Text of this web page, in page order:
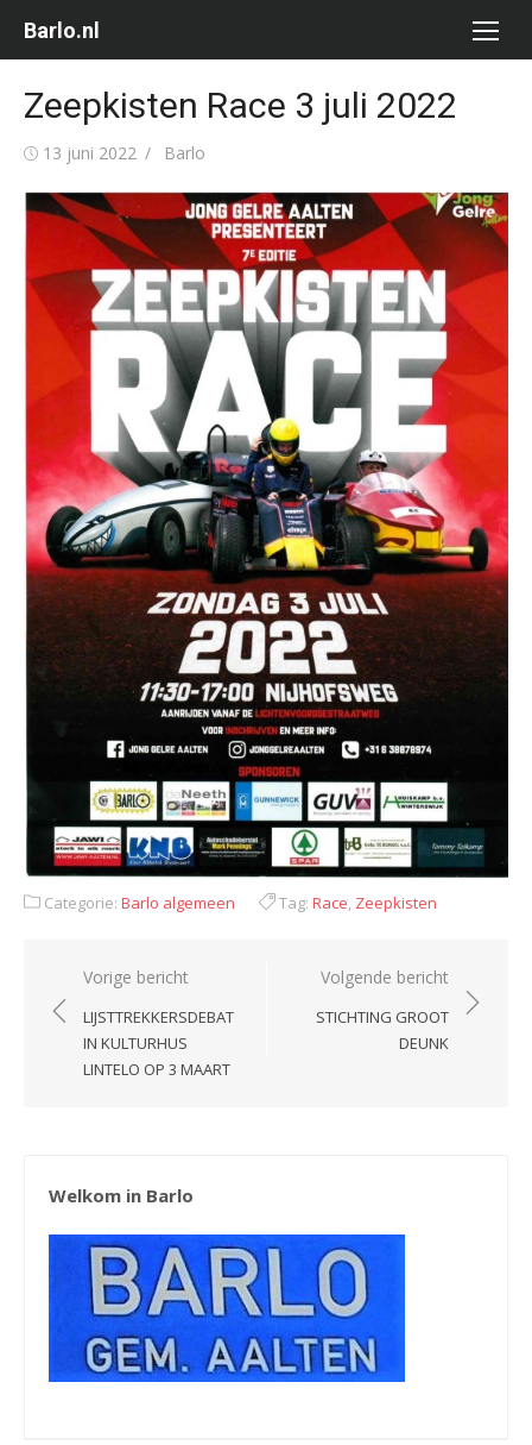
naar
inhoud
Barlo.nl
Zeepkisten Race 3 juli 2022
Gepubliceerd
13 juni 2022 Auteur
Barlo
Categorie: Barlo algemeen Tag: Race, Zeepkisten
Bericht
navigatie
Vorige bericht
LIJSTTREKKERSDEBAT
IN KULTURHUS
LINTELO OP 3 MAART
Volgende bericht
STICHTING GROOT
DEUNK
Welkom in Barlo